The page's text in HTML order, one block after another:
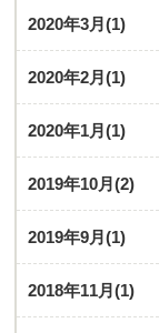
2020年3月(1)
2020年2月(1)
2020年1月(1)
2019年10月(2)
2019年9月(1)
2018年11月(1)